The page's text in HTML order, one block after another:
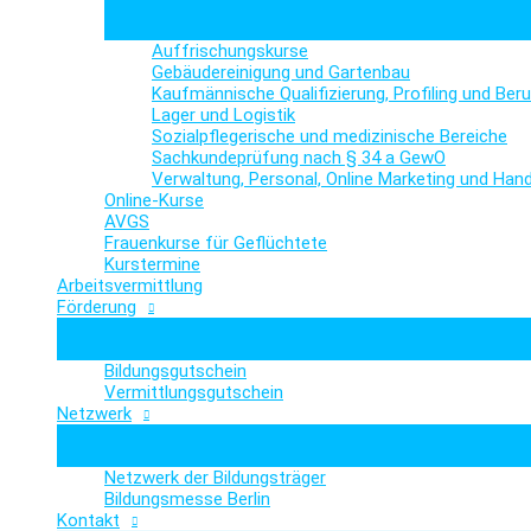
Auffrischungskurse
Gebäudereinigung und Gartenbau
Kaufmännische Qualifizierung, Profiling und
Lager und Logistik
Sozialpflegerische und medizinische Bereiche
Sachkundeprüfung nach § 34 a GewO
Verwaltung, Personal, Online Marketing und
Online-Kurse
AVGS
Frauenkurse für Geflüchtete
Kurstermine
Arbeitsvermittlung
Förderung
Bildungsgutschein
Vermittlungsgutschein
Netzwerk
Netzwerk der Bildungsträger
Bildungsmesse Berlin
Kontakt